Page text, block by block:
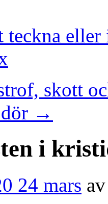
eller
skott
→
i
24 mars av